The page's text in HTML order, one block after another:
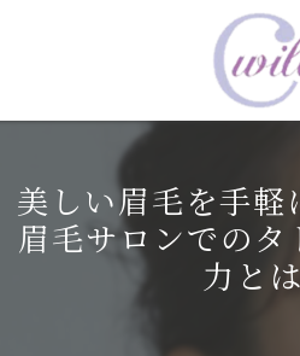
美しい眉毛を手軽
眉毛サロンでのタ
力と